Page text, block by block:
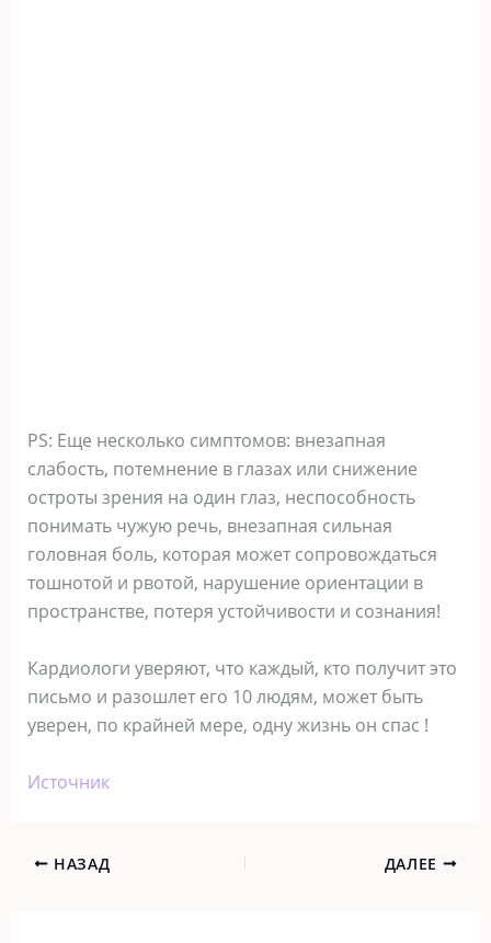
PS: Eще несколько симптомов: внезапная
слабость, потемнение в глазах или снижение
остроты зрения на один глаз, неспособность
понимать чужую речь, внезапная сильная
головная боль, которая может сопровождаться
тошнотой и рвотой, нарушение ориентации в
пространстве, потеря устойчивости и сознания!
Кардиологи уверяют, что каждый, кто получит это
письмо и разошлет его 10 людям, может быть
уверен, по крайней мере, одну жизнь он спас !
Источник
НАЗАД ДАЛЕЕ